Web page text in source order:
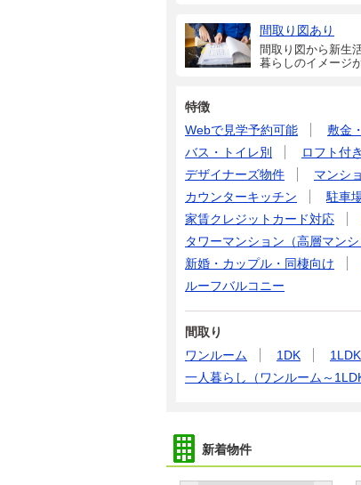
間取り図あり
間取り図から新生
暮らしのイメージ
特徴
Webで見学予約可能
敷金
バス・トイレ別
ロフト付き
デザイナーズ物件
マンシ
カウンターキッチン
駐車
家賃クレジットカード対応
タワーマンション（高層マンシ
新婚・カップル・同棲向け
ルーフバルコニー
間取り
ワンルーム
1DK 1LDK
一人暮らし（ワンルーム～
新着物件